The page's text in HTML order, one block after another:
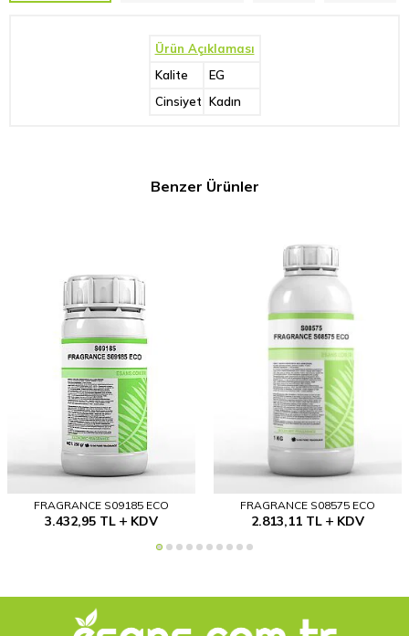
Ürün Açıklaması
Kalite
EG
Cinsiyet Kadın
Benzer Ürünler
FRAGRANCE S09185 ECO
3.432,95TL KDV
FRAGRANCE S08575 ECO
2.813,11 TL KDV